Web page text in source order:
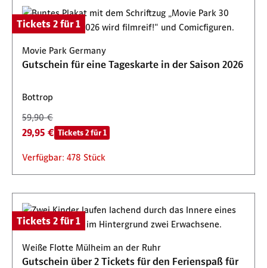
Tickets 2 für 1
Movie Park Germany
Gutschein für eine Tageskarte in der Saison 2026
Bottrop
59,90 €
29,95 € Tickets 2 für 1
Verfügbar: 478 Stück
Tickets 2 für 1
Weiße Flotte Mülheim an der Ruhr
Gutschein über 2 Tickets für den Ferienspaß für